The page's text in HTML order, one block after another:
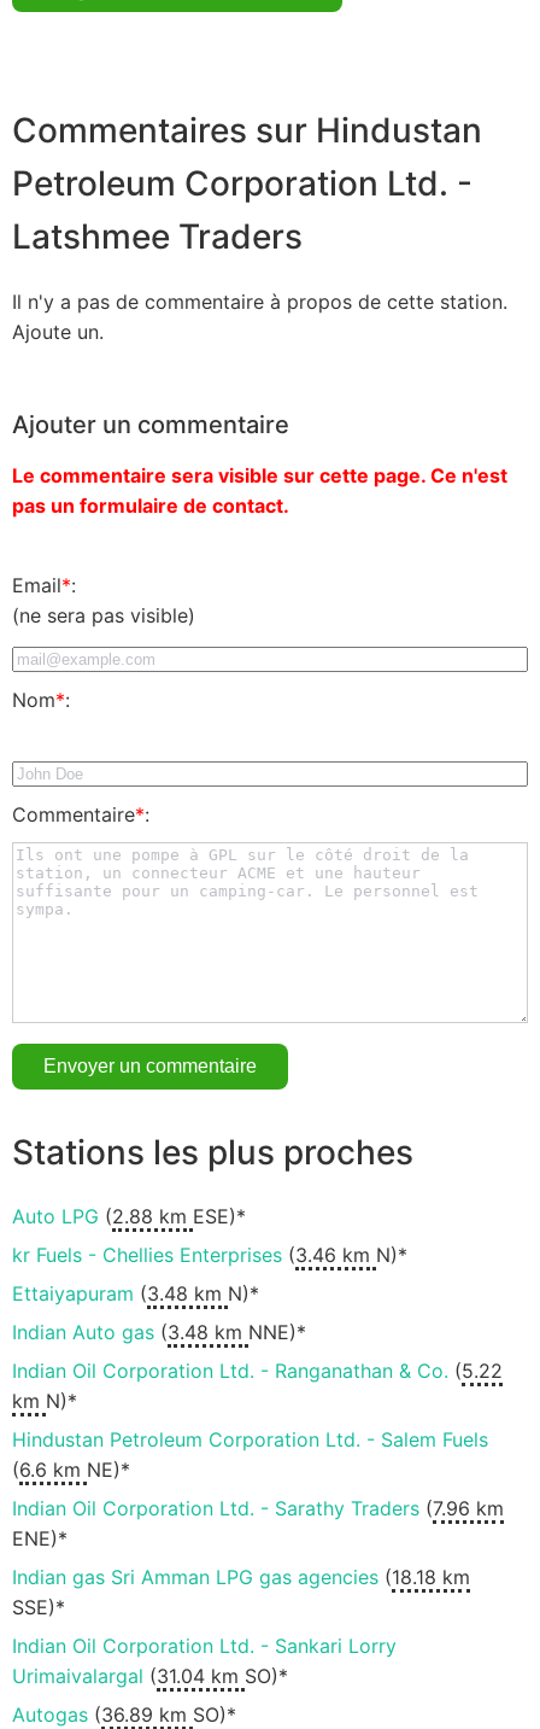
Commentaires sur Hindustan
Petroleum Corporation Ltd. -
Latshmee Traders
Il n'y a pas de commentaire à propos de cette station.
Ajoute un.
Ajouter un commentaire
Le commentaire sera visible sur cette page. Ce n'est
pas un formulaire de contact.
Email*:
(ne sera pas visible)
Nom*:
Commentaire*:
Stations les plus proches
Auto LPG (2.88 km ESE)*
kr Fuels - Chellies Enterprises (3.46 km N)*
Ettaiyapuram (3.48 km N)*
Indian Auto gas (3.48 km NNE)*
Indian Oil Corporation Ltd. - Ranganathan & Co. (5.22
km N)*
Hindustan Petroleum Corporation Ltd. - Salem Fuels
(6.6 km NE)*
Indian Oil Corporation Ltd. - Sarathy Traders (7.96 km
ENE)*
Indian gas Sri Amman LPG gas agencies (18.18 km
SSE)*
Indian Oil Corporation Ltd. - Sankari Lorry
Urimaivalargal (31.04 km SO)*
Autogas (36.89 km SO)*